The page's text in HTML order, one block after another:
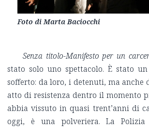
Foto di Marta Baciocchi
Senza titolo-Manifesto per un
stato solo uno spettacolo. È stato
sofferto: da loro, i detenuti, ma anche
atto di resistenza dentro il momento
abbia vissuto in quasi trent’anni di
oggi, è una polveriera. La Polizia